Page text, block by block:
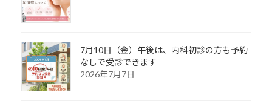
7月10日（金）午後は、内科初診の方も予約
なしで受診できます
2026年7月7日